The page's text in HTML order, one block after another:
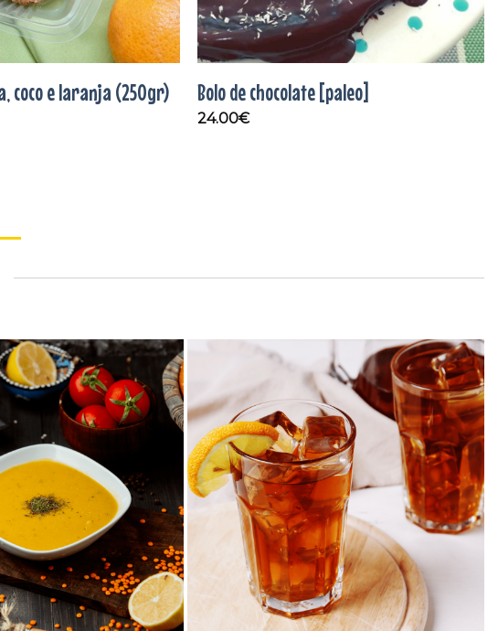
coco e laranja (250gr) Bolo de chocolate [paleo]
24.00€